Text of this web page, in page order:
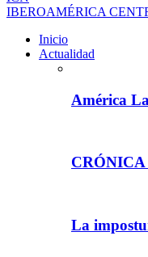
IBEROAMÉRICA
Inicio
Actualidad
América
CRÓNICA
La